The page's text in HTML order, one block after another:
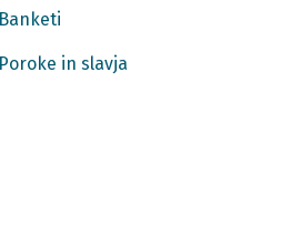
Banketi
Poroke in slavja